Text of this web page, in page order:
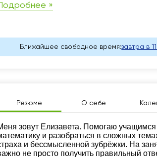
»
Ближайшее свободное время:завтра в
Резюме О себе
зовут Елизавета. Помогаю учащимся
и разобраться в сложных
и бессмысленной зубрёжки. На
не просто получить правильный